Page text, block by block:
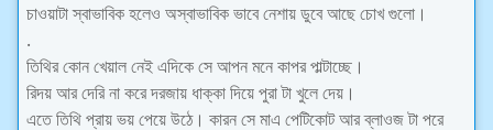
চাওয়াটা স্বাভাবিক হলেও অস্বাভাবিক ভাবে নেশায় ডুবে আছে চোখ গুলো।
.
তিথির কোন খেয়াল নেই এদিকে সে আপন মনে কাপর পাল্টাচ্ছে।
রিদয় আর দেরি না করে দরজায় ধাক্কা দিয়ে পুরা টা খুলে দেয়।
এতে তিথি প্রায় ভয় পেয়ে উঠে। কারন সে মাএ পেটিকোট আর ব্লাওজ টা পরে